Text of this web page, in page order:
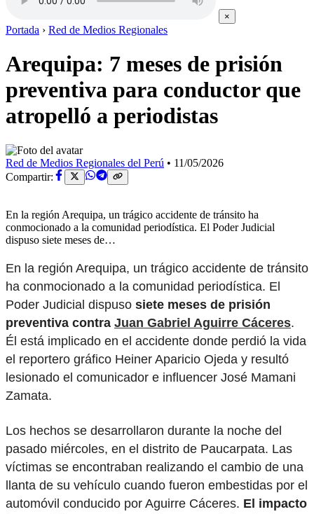
×
Portada › Red de Medios Regionales
Arequipa: 7 meses de prisión
preventiva para conductor que
atropelló a periodistas
Red de Medios Regionales del Perú • 11/05/2026
Compartir:
En la región Arequipa, un trágico accidente de tránsito ha
conmocionado a la comunidad periodística. El Poder Judicial
dispuso siete meses de…
En la región Arequipa, un trágico accidente de tránsito
ha conmocionado a la comunidad periodística. El
Poder Judicial dispuso siete meses de prisión
preventiva contra Juan Gabriel Aguirre Cáceres.
Él está implicado en el accidente donde perdió la vida
el reportero gráfico Heiner Aparicio Ojeda y resultó
lesionado el comunicador e influencer José Mamani
Zamata.
Los hechos se desarrollaron durante la noche del
pasado miércoles, en el distrito de Paucarpata. Las
víctimas se encontraban realizando el cambio de una
llanta de su vehículo cuando fueron embestidas por el
automóvil conducido por Aguirre Cáceres. El impacto